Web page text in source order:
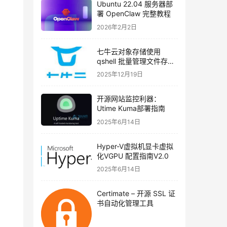
Ubuntu 22.04 服务器部
署 OpenClaw 完整教程
2026年2月2日
七牛云对象存储使用
qshell 批量管理文件存储
类型（实战教程）
2025年12月19日
开源网站监控利器：
Utime Kuma部署指南
2025年6月14日
Hyper-V虚拟机显卡虚拟
化VGPU 配置指南V2.0
2025年6月14日
Certimate – 开源 SSL 证
书自动化管理工具